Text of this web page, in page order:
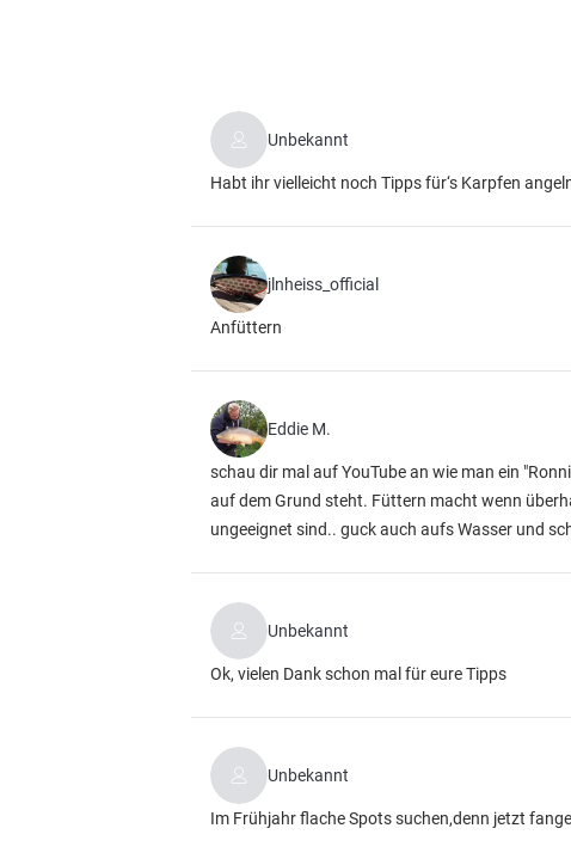
Unbekannt
Habt ihr vielleicht noch Tipps für‘s Karpfen
jlnheiss_official
Anfüttern
Eddie M.
schau dir mal auf YouTube an wie man ein
auf dem Grund steht. Füttern macht wenn
ungeeignet sind.. guck auch aufs Wasser und
Unbekannt
Ok, vielen Dank schon mal für eure Tipps
Unbekannt
Im Frühjahr flache Spots suchen,denn jetzt